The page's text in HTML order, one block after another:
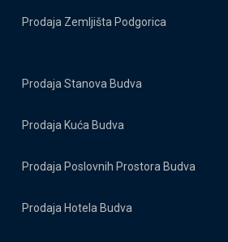
Prodaja Zemljišta Podgorica
Prodaja Stanova Budva
Prodaja Kuća Budva
Prodaja Poslovnih Prostora Budva
Prodaja Hotela Budva